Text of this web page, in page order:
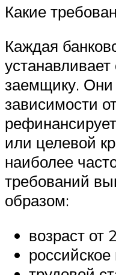
Какие
Каждая
заемщику. Они
зависимости
или целевой
наиболее
требований
образом:
возраст от
российское